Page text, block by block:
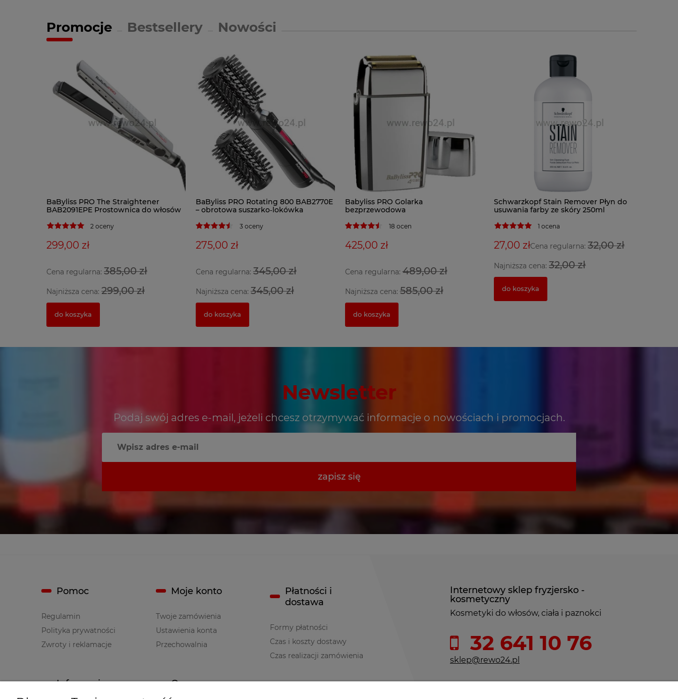
Promocje Nowości
Bestsellery
BaByliss PRO The Straightener
BAB2091EPE Prostownica do włosów
2 oceny
299,00 zł
Cena regularna: 385,00 zł
Najniższa cena: 299,00 zł
do koszyka
BaByliss PRO Rotating 800 BAB2770E
– obrotowa suszarko‑lokówka
3 oceny
275,00 zł
Cena regularna: 345,00 zł
Najniższa cena: 345,00 zł
do koszyka
Babyliss PRO Golarka
bezprzewodowa
18 ocen
425,00 zł
Cena regularna:489,00 zł
Najniższa cena:585,00 zł
do koszyka
Schwarzkopf Stain Remover Płyn do
usuwania farby ze skóry 250ml
1 ocena
27,00 złCena regularna:32,00 zł
Najniższa cena:32,00 zł
do koszyka
Newsletter
Podaj swój adres e-mail, jeżeli chcesz otrzymywać informacje o nowościach i promocjach.
zapisz się
Internetowy sklep fryzjersko -
kosmetyczny
Kosmetyki do włosów, ciała i paznokci
32 641 10 76
sklep@rewo24.pl
Pomoc
Regulamin
Polityka prywatności
Zwroty i reklamacje
Moje konto
Twoje zamówienia
Ustawienia konta
Przechowalnia
Płatności i
dostawa
Formy płatności
Czas i koszty dostawy
Czas realizacji zamówienia
Informacje O nas